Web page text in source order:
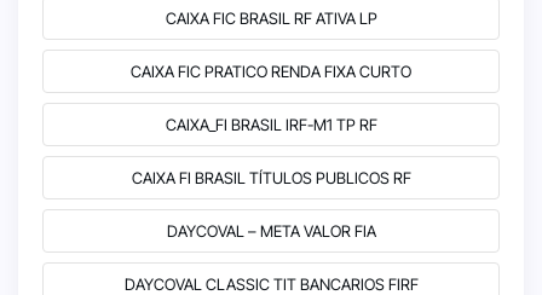
CAIXA FIC BRASIL RF ATIVA LP
CAIXA FIC PRATICO RENDA FIXA CURTO
CAIXA_FI BRASIL IRF-M1 TP RF
CAIXA FI BRASIL TÍTULOS PUBLICOS RF
DAYCOVAL – META VALOR FIA
DAYCOVAL CLASSIC TIT BANCARIOS FIRF